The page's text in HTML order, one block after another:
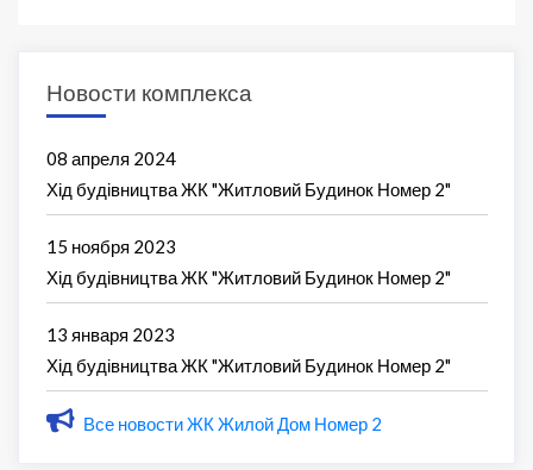
Новости комплекса
08 апреля 2024
Хід будівництва ЖК "Житловий Будинок Номер 2"
15 ноября 2023
Хід будівництва ЖК "Житловий Будинок Номер 2"
13 января 2023
Хід будівництва ЖК "Житловий Будинок Номер 2"
Все новости ЖК Жилой Дом Номер 2